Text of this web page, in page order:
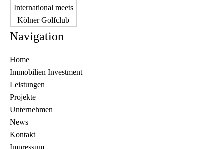
Navigation
Home
Immobilien Investment
Leistungen
Projekte
Unternehmen
News
Kontakt
Impressum